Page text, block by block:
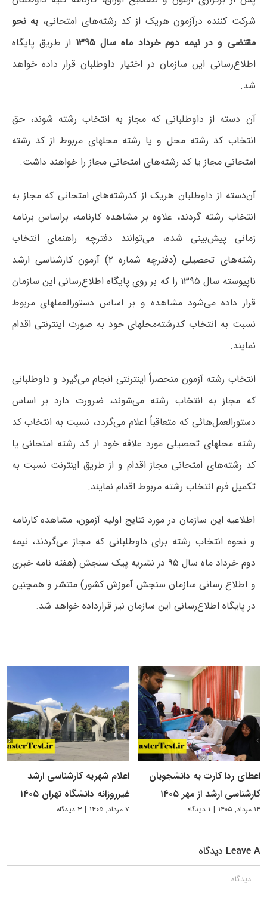
شرکت‌ کننده‌ درآزمون‌ هریک‌ از کد رشته‌های‌ امتحانی‌، به نحو
مقتضی و در نیمه دوم خرداد ماه سال ۱۳۹۵
از طریق پایگاه
اطلاع‌رسانی این سازمان در اختیار داوطلبان قرار داده‌ خواهد
شد.
آن دسته از داوطلبانی که مجاز به انتخاب رشته شوند، حق
انتخاب کد رشته محل و یا رشته محلهای مربوط از کد رشته
امتحانی مجاز یا کد رشته‌های امتحانی مجاز را خواهند داشت.
آن‌دسته‌ از داوطلبان‌ هریک‌ از کدرشته‌های‌ امتحانی‌ که‌ مجاز به‌
انتخاب‌ رشته‌ گردند، علاوه‌ بر مشاهده کارنامه‌، براساس‌ برنامه‌
زمانی‌ پیش‌بینی‌ شده‌، می‌توانند دفترچه‌ راهنمای‌ انتخاب‌
رشته‌های‌ تحصیلی‌ (دفترچه‌ شماره‌ ۲) آزمون‌ کارشناسی‌ ارشد
ناپیوسته‌ سال‌ ۱۳۹۵ را که بر روی پایگاه اطلاع‌رسانی این سازمان
قرار داده می‌شود مشاهده و بر اساس دستورالعملهای مربوط
نسبت به انتخاب کدرشته‌محلهای خود به صورت اینترنتی اقدام
نمایند.
انتخاب رشته آزمون منحصراً اینترنتی انجام می‌گیرد و داوطلبانی
که مجاز به انتخاب رشته می‌شوند، ضرورت دارد بر اساس
دستورالعمل‌هائی که متعاقباً اعلام می‌گردد، نسبت به انتخاب کد
رشته محلهای تحصیلی مورد علاقه خود از کد رشته امتحانی یا
کد رشته‌های امتحانی مجاز اقدام و از طریق اینترنت نسبت به
تکمیل فرم انتخاب رشته مربوط اقدام نمایند.
اطلاعیه این سازمان در مورد نتایج اولیه آزمون، مشاهده کارنامه
و نحوه انتخاب رشته برای داوطلبانی که مجاز می‌گردند، نیمه
دوم خرداد ماه سال ۹۵ در نشریه پیک سنجش (هفته نامه خبری
و اطلاع رسانی سازمان سنجش آموزش کشور) منتشر و همچنین
در پایگاه اطلاع‌رسانی این سازمان نیز قرارداده خواهد شد.
اعطای ردا کارت به دانشجویان
کارشناسی ارشد از مهر ۱۴۰۵
۱۴ مرداد, ۱۴۰۵ | ۱ دیدگاه
اعلام شهریه کارشناسی ارشد
غیرروزانه دانشگاه تهران ۱۴۰۵
۷ مرداد, ۱۴۰۵ | ۳ دیدگاه
Leave A دیدگاه
دیدگاه